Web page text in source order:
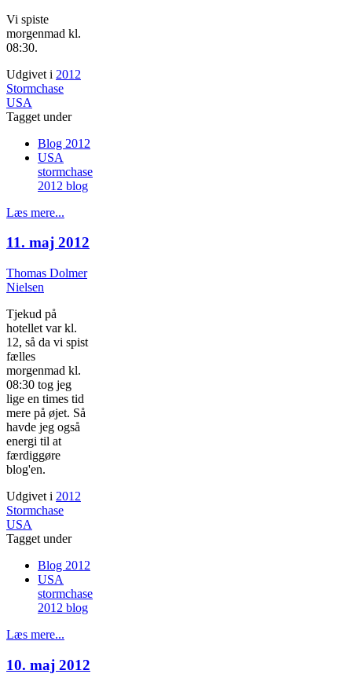
Vi spiste
morgenmad kl.
08:30.
Udgivet i 2012
Stormchase
USA
Tagget under
Blog 2012
USA
stormchase
2012 blog
Læs mere...
11. maj 2012
Thomas Dolmer
Nielsen
Tjekud på
hotellet var kl.
12, så da vi spist
fælles
morgenmad kl.
08:30 tog jeg
lige en times tid
mere på øjet. Så
havde jeg også
energi til at
færdiggøre
blog'en.
Udgivet i 2012
Stormchase
USA
Tagget under
Blog 2012
USA
stormchase
2012 blog
Læs mere...
10. maj 2012